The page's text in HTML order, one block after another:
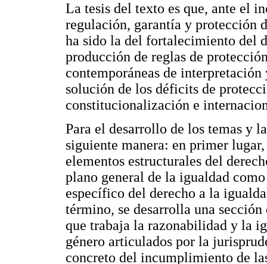
La tesis del texto es que, ante el
regulación, garantía y protección
ha sido la del fortalecimiento del
producción de reglas de
contemporáneas de
solución de los déficits de
constitucionalización e
Para el desarrollo de los temas y
siguiente manera: en primer
elementos estructurales del
plano general de la igualdad
específico del derecho a la
término, se desarrolla una
que trabaja la razonabilidad y la
género articulados por la
concreto del incumplimiento de